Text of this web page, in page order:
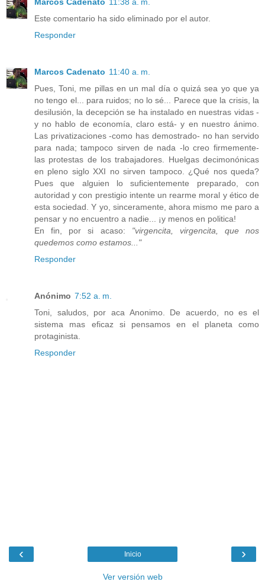
Este comentario ha sido eliminado por el autor.
Responder
Marcos Cadenato 11:40 a. m.
Pues, Toni, me pillas en un mal día o quizá sea yo que ya
no tengo el... para ruidos; no lo sé... Parece que la crisis, la
desilusión, la decepción se ha instalado en nuestras vidas -
y no hablo de economía, claro está- y en nuestro ánimo.
Las privatizaciones -como has demostrado- no han servido
para nada; tampoco sirven de nada -lo creo firmemente-
las protestas de los trabajadores. Huelgas decimonónicas
en pleno siglo XXI no sirven tampoco. ¿Qué nos queda?
Pues que alguien lo suficientemente preparado, con
autoridad y con prestigio intente un rearme moral y ético de
esta sociedad. Y yo, sinceramente, ahora mismo me paro a
pensar y no encuentro a nadie... ¡y menos en politica!
En fin, por si acaso: "virgencita, virgencita, que nos
quedemos como estamos..."
Responder
Anónimo 7:52 a. m.
Toni, saludos, por aca Anonimo. De acuerdo, no es el
sistema mas eficaz si pensamos en el planeta como
protaginista.
Responder
‹ ›
Inicio
Ver versión web